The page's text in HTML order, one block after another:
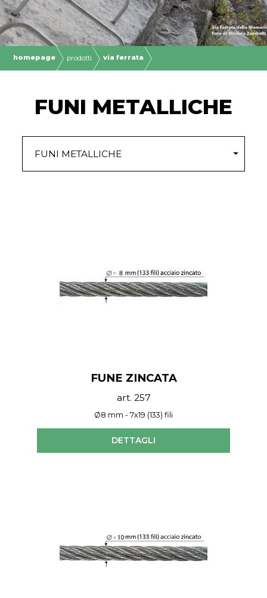
homepage prodotti via ferrata
FUNI METALLICHE
FUNE ZINCATA
art. 257
Ø8 mm - 7x19 (133) fili
DETTAGLI